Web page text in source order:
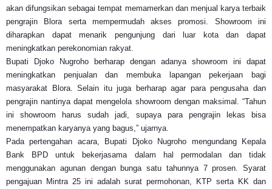
akan difungsikan sebagai tempat memamerkan dan menjual karya terbaik
pengrajin Blora serta mempermudah akses promosi.
Showroom ini
diharapkan dapat menarik pengunjung dari luar kota dan dapat
meningkatkan perekonomian rakyat.
Bupati Djoko Nugroho berharap dengan adanya showroom ini dapat
meningkatkan penjualan dan membuka lapangan pekerjaan bagi
masyarakat Blora. Selain itu juga berharap agar para pengusaha dan
pengrajin nantinya dapat mengelola showroom dengan maksimal. “Tahun
ini showroom harus sudah jadi, supaya para pengrajin lekas bisa
menempatkan karyanya yang bagus,” ujarnya.
Pada pertengahan acara, Bupati Djoko Nugroho mengundang Kepala
Bank BPD untuk bekerjasama dalam hal permodalan dan tidak
menggunakan agunan dengan bunga satu tahunnya 7 prosen. Syarat
pengajuan Mintra 25 ini adalah surat permohonan, KTP serta KK dan